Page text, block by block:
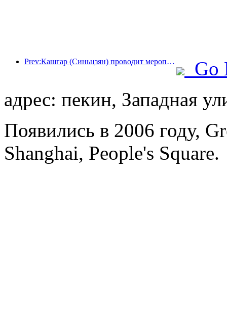
Prev:Кашгар (Синьцзян) проводит мероприятие по продвижению туризма с целью содействия межэтническому обмену.
Go
адрес: пекин, Западная
Появились в 2006 году,
Shanghai, People's Square.